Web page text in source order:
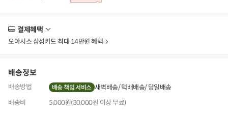
결제혜택
보
오아시스 삼성카드 최대 14만원 혜택
배송정보
배송방법 배송 책임 서비스 새벽배송 택배배송 당일배송
배송비
5,000원(30,000원 이상 무료)